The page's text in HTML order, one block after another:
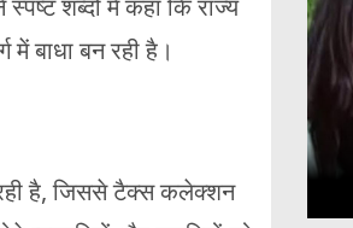
शब्दों में कहा कि राज्य
बाधा बन रही है।
है, जिससे टैक्स कलेक्शन